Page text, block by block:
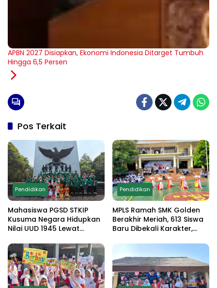
APBN 2027 Disiapkan, Ekonomi Indonesia Ditarget Tumbuh
Hingga 6,5 Persen
Pos Terkait
Pendidikan
Mahasiswa PGSD STKIP
Kusuma Negara Hidupkan
Nilai UUD 1945 Lewat
Monumen Pancasila Sakti
Pendidikan
MPLS Ramah SMK Golden
Berakhir Meriah, 613 Siswa
Baru Dibekali Karakter,
hingga Demo
Ekstrakurikuler